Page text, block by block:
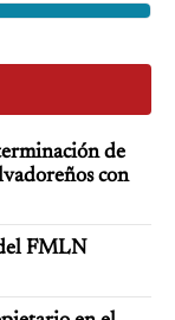
de
con
FMLN